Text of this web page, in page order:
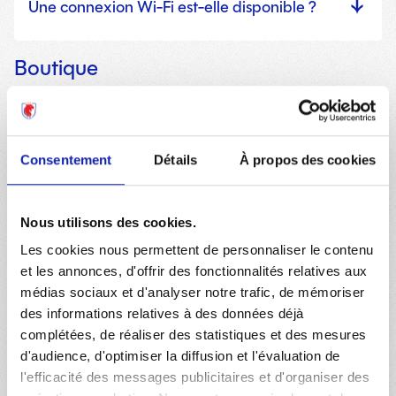
Consentement Détails À propos des cookies
Nous utilisons des cookies.
Les cookies nous permettent de personnaliser le contenu
et les annonces, d'offrir des fonctionnalités relatives aux
médias sociaux et d'analyser notre trafic, de mémoriser
des informations relatives à des données déjà
complétées, de réaliser des statistiques et des mesures
d'audience, d'optimiser la diffusion et l'évaluation de
l'efficacité des messages publicitaires et d'organiser des
Une connexion Wi-Fi est-elle disponible ?
Boutique
Comment passer une commande ?
Pour commander sur notre site, suivez ces étapes
simples :
Trouvez vos produits en utilisant le menu ou la barre
de recherche.
Sélectionnez la taille et la quantité, puis ajoutez-les à
votre panier.
Si vous avez un code promo, saisissez-le, puis cliquez
sur « Commander ».
Suivez les étapes pour vous connecter ou créer un
compte (si vous n’en avez pas encore), choisir l’option
de livraison, et sélectionner le mode de paiement que
vous préférez pour finaliser votre commande. Si vous